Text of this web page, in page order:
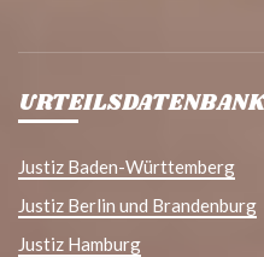
Justiz Baden-Württemberg
Justiz Berlin und Brandenburg
Justiz Hamburg